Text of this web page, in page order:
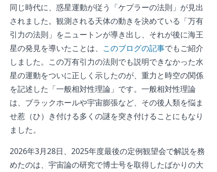
同じ時代に、惑星運動が従う「ケプラーの法則」が見出
されました。観測される天体の動きを決めている「万有
引力の法則」をニュートンが導き出し、それが後に海王
星の発見を導いたことは、 このブログの記事でもご紹介
しました。この万有引力の法則でも説明できなかった水
星の運動をついに正しく示したのが、重力と時空の関係
を記述した「一般相対性理論」です。一般相対性理論
は、ブラックホールや宇宙膨張など、その後人類を悩ま
せ惹（ひ）き付ける多くの謎を突き付けることにもなり
ました。
2026年3月28日、2025年度最後の定例観望会で解説を務
めたのは、宇宙論の研究で博士号を取得したばかりの大